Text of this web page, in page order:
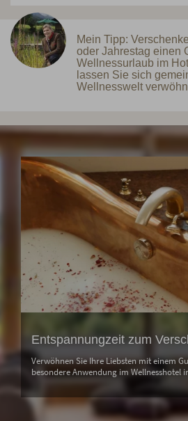
Mein Tipp:
oder Jahrestag einen
Wellnessurlaub im
lassen Sie sich
Wellnesswelt
Entspannungzeit zum
Verwöhnen Sie Ihre Liebsten mit einem
besondere Anwendung im Wellnesshotel